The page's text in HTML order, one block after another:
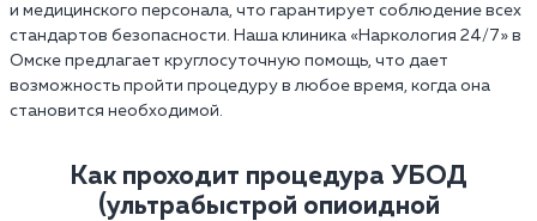
и медицинского персонала, что гарантирует соблюдение всех
стандартов безопасности. Наша клиника «Наркология 24/7» в
Омске предлагает круглосуточную помощь, что дает
возможность пройти процедуру в любое время, когда она
становится необходимой.
Как проходит процедура УБОД
(ультрабыстрой опиоидной